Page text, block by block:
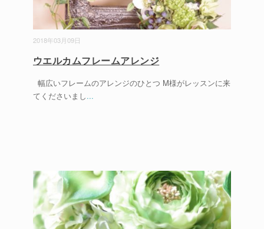
2018年03月09日
ウエルカムフレームアレンジ
幅広いフレームのアレンジのひとつ M様がレッスンに来
てくださいまし...